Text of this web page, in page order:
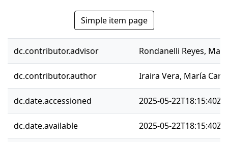
Simple item page
dc.contributor.advisor Rondanelli Reyes,
dc.contributor.author Iraira Vera, María
dc.date.accessioned 2025-05-22T18:15:40Z
dc.date.available 2025-05-22T18:15:40Z